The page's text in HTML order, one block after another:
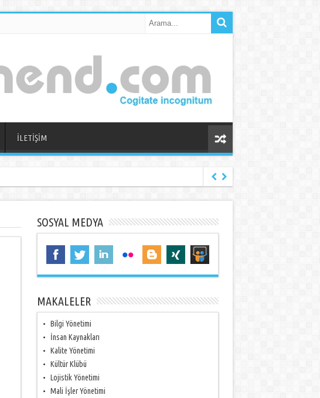
İLETİŞİM
SOSYAL MEDYA
MAKALELER
Bilgi Yönetimi
İnsan Kaynakları
Kalite Yönetimi
Kültür Klübü
Lojistik Yönetimi
Mali İşler Yönetimi